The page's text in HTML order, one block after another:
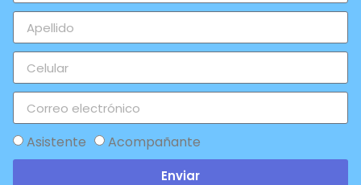
Asistente Acompañante
Enviar